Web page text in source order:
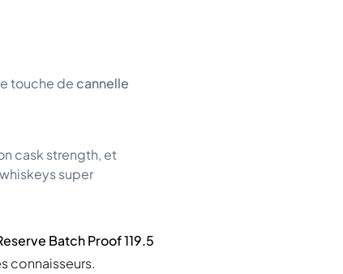
touche decannelle
cask strength, et
super
Batch Proof 119.5
connaisseurs.